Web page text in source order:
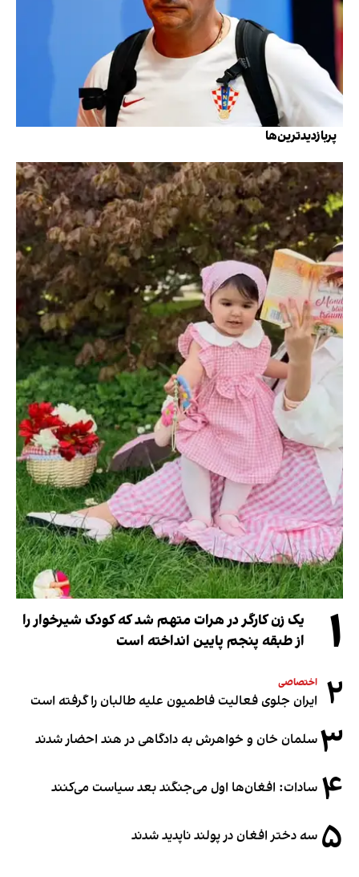
پربازدیدترین‌ها
۱
یک زن کارگر در هرات متهم شد که کودک شیرخوار را
از طبقه پنجم پایین انداخته است
۲ اختصاصی
ایران جلوی فعالیت فاطمیون علیه طالبان را گرفته است
۳سلمان خان و خواهرش به دادگاهی در هند احضار شدند
۴ سادات: افغان‌ها اول می‌جنگند بعد سیاست می‌کنند
۵ سه دختر افغان در پولند ناپدید شدند